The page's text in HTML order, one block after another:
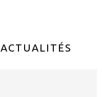
ACTUALITÉS